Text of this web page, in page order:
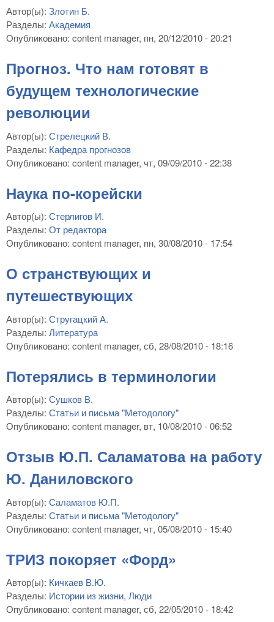
Автор(ы): Злотин Б.
Разделы: Академия
Опубликовано: content manager, пн, 20/12/2010 - 20:21
Прогноз. Что нам готовят в
будущем технологические
революции
Автор(ы): Стрелецкий В.
Разделы: Кафедра прогнозов
Опубликовано: content manager, чт, 09/09/2010 - 22:38
Наука по-корейски
Автор(ы): Стерлигов И.
Разделы: От редактора
Опубликовано: content manager, пн, 30/08/2010 - 17:54
О странствующих и
путешествующих
Автор(ы): Стругацкий А.
Разделы: Литература
Опубликовано: content manager, сб, 28/08/2010 - 18:16
Потерялись в терминологии
Автор(ы): Сушков В.
Разделы: Статьи и письма "Методологу"
Опубликовано: content manager, вт, 10/08/2010 - 06:52
Отзыв Ю.П. Саламатова на работу
Ю. Даниловского
Автор(ы): Саламатов Ю.П.
Разделы: Статьи и письма "Методологу"
Опубликовано: content manager, чт, 05/08/2010 - 15:40
ТРИЗ покоряет «Форд»
Автор(ы): Кичкаев В.Ю.
Разделы: Истории из жизни, Люди
Опубликовано: content manager, сб, 22/05/2010 - 18:42